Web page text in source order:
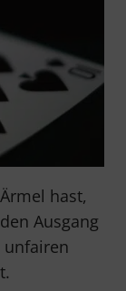
hast,
Ausgang
unfairen